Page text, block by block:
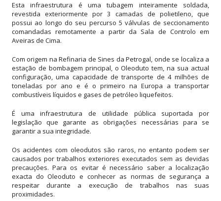
Esta infraestrutura é uma tubagem inteiramente soldada,
revestida exteriormente por 3 camadas de polietileno, que
possui ao longo do seu percurso 5 válvulas de seccionamento
comandadas remotamente a partir da Sala de Controlo em
Aveiras de Cima.
Com origem na Refinaria de Sines da Petrogal, onde se localiza a
estação de bombagem principal, o Oleoduto tem, na sua actual
configuração, uma capacidade de transporte de 4 milhões de
toneladas por ano e é o primeiro na Europa a transportar
combustíveis líquidos e gases de petróleo liquefeitos.
É uma infraestrutura de utilidade pública suportada por
legislação que garante as obrigações necessárias para se
garantir a sua integridade.
Os acidentes com oleodutos são raros, no entanto podem ser
causados por trabalhos exteriores executados sem as devidas
precauções. Para os evitar é necessário saber a localização
exacta do Oleoduto e conhecer as normas de segurança a
respeitar durante a execução de trabalhos nas suas
proximidades.